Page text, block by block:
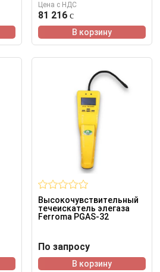
Цена с НДС
81 216
В корзину
Высокочувствительный
течеискатель элегаза
Ferroma PGAS-32
По запросу
В корзину